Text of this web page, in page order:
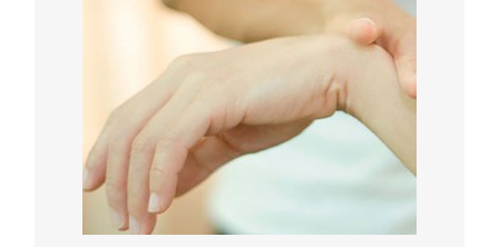
La Kinesiologia Specializzata è un metodo
olistico che prende in considerazione la
persona nella sua totalità corpo, mente,
emozioni. Integra le conoscenze moderne……
CONTINUA A LEGGERE